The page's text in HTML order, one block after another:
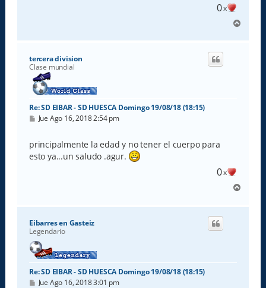
0x
r
tercera division
Clase mundial
Re: SD EIBAR - SD HUESCA Domingo 19/08/18 (18:15)
M
s
a
j
Jue Ago 16, 2018 2:54 pm
principalmente la edad y no tener el cuerpo para
esto ya...un saludo .agur.
0x
r
Eibarres en Gasteiz
Legendario
Re: SD EIBAR - SD HUESCA Domingo 19/08/18 (18:15)
M
Jue Ago 16, 2018 3:01 pm